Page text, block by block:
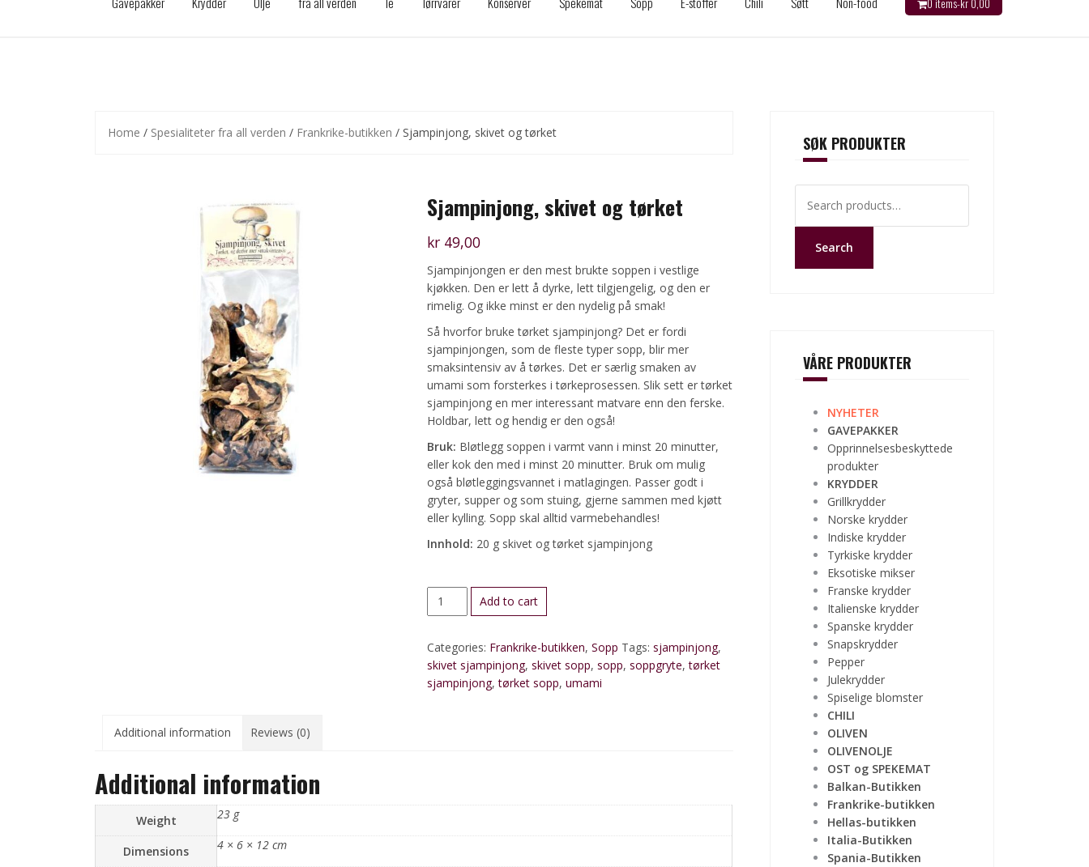
0 items-kr0,00
Home / Spesialiteter fra all verden / Frankrike-butikken / Sjampinjong, skivet og tørket
Sjampinjong, skivet og tørket
kr49,00
Sjampinjongen er den mest brukte soppen i vestlige
kjøkken. Den er lett å dyrke, lett tilgjengelig, og den er
rimelig. Og ikke minst er den nydelig på smak!
Så hvorfor bruke tørket sjampinjong? Det er fordi
sjampinjongen, som de fleste typer sopp, blir mer
smaksintensiv av å tørkes. Det er særlig smaken av
umami som forsterkes i tørkeprosessen. Slik sett er tørket
sjampinjong en mer interessant matvare enn den ferske.
Holdbar, lett og hendig er den også!
Bruk: Bløtlegg soppen i varmt vann i minst 20 minutter,
eller kok den med i minst 20 minutter. Bruk om mulig
også bløtleggingsvannet i matlagingen. Passer godt i
gryter, supper og som stuing, gjerne sammen med kjøtt
eller kylling. Sopp skal alltid varmebehandles!
Innhold: 20 g skivet og tørket sjampinjong
Sjampinjong,
skivet
tørket
quantity
Add to cart
Categories: Frankrike-butikken, Sopp Tags: sjampinjong,
skivet sjampinjong, skivet sopp, sopp, soppgryte,tørket
sjampinjong,tørket sopp, umami
Additional information Reviews (0)
Additional information
Weight 23 g
Dimensions 4 × 6 × 12 cm
SØK PRODUKTER
for:
Search
VÅRE PRODUKTER
NYHETER
GAVEPAKKER
Opprinnelsesbeskyttede
produkter
KRYDDER
Grillkrydder
Norske krydder
Indiske krydder
Tyrkiske krydder
Eksotiske mikser
Franske krydder
Italienske krydder
Spanske krydder
Snapskrydder
Pepper
Julekrydder
Spiselige blomster
CHILI
OLIVEN
OLIVENOLJE
OST og SPEKEMAT
Balkan-Butikken
Frankrike-butikken
Hellas-butikken
Italia-Butikken
Spania-Butikken